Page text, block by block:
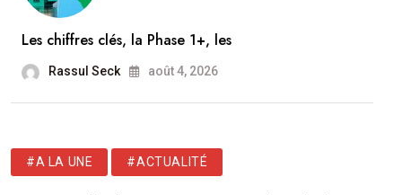
Les chiffres clés, la Phase 1+, les
Rassul Seck août 4, 2026
#A LA UNE #ACTUALITÉ